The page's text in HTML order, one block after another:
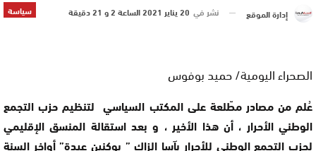
سياسة إدارة الموقع نشر في 20 يناير 2021 الساعة 2 و 21 دقيقة
الصحراء اليومية/ حميد بوفوس
عُلم من مصادر مطّلعة على المكتب السياسي لتنظيم حزب التجمع
الوطني الأحرار ، أن هذا الأخير ، و بعد استقالة المنسق الإقليمي
لحزب التجمع الوطني للأحرار بآسا الزاك ” بوكنين عيدة” أواخر السنة